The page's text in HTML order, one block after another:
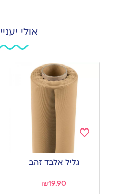
אולי
wishlist
גליל אלבד זהב
₪19.90